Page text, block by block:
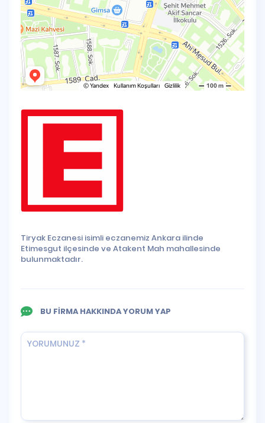
Tiryak Eczanesi isimli eczanemiz Ankara ilinde
Etimesgut ilçesinde ve Atakent Mah mahallesinde
bulunmaktadır.
BU FİRMA HAKKINDA YORUM YAP